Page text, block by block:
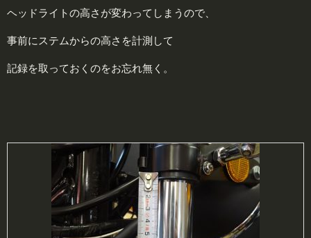
ヘッドライトの高さが変わってしまうので、
事前にステムからの高さを計測して
記録を取っておくのをお忘れ無く。